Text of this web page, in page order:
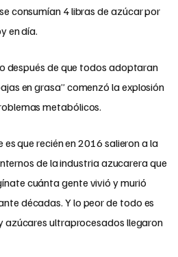
consumían 4 libras de azúcar por
en día.
después de que todos adoptaran
en grasa” comenzó la explosión
metabólicos.
que recién en 2016 salieron a la
de la industria azucarera que
cuánta gente vivió y murió
décadas. Y lo peor de todo es
azúcares ultraprocesados llegaron